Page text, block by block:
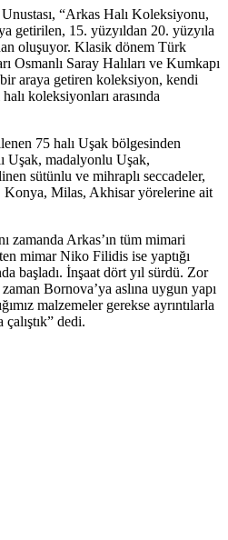
“Arkas Halı Koleksiyonu,
getirilen, 15. yüzyıldan 20. yüzyıla
oluşuyor. Klasik dönem Türk
Osmanlı Saray Halıları ve Kumkapı
araya getiren koleksiyon, kendi
koleksiyonları arasında
75 halı Uşak bölgesinden
Uşak, madalyonlu Uşak,
sütünlu ve mihraplı seccadeler,
Konya, Milas, Akhisar yörelerine ait
zamanda Arkas’ın tüm mimari
mimar Niko Filidis ise yaptığı
başladı. İnşaat dört yıl sürdü. Zor
Bornova’ya aslına uygun yapı
malzemeler gerekse ayrıntılarla
dedi.